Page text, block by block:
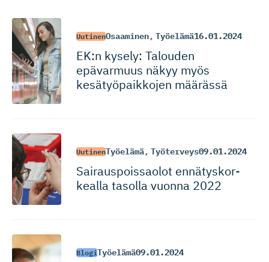
UutinenOsaaminen, Työelämä16.01.2024
EK:n kysely: Talouden
epävarmuus näkyy myös
kesätyöpaikkojen määrässä
UutinenTyöelämä, Työterveys09.01.2024
Sairauspois­saolot ennätyskor­
kealla tasolla vuonna 2022
BlogiTyöelämä09.01.2024